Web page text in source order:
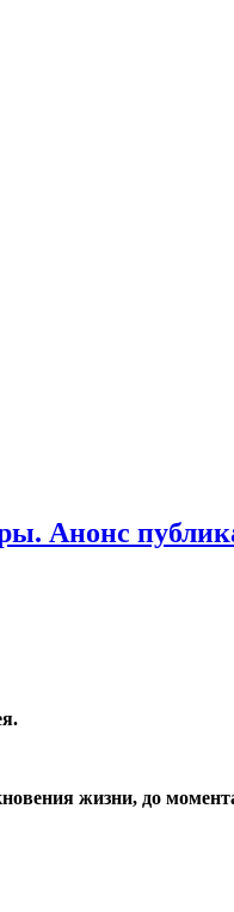
Анонс
жизни, до